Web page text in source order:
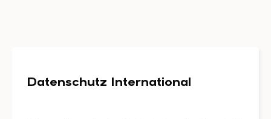
Datenschutz International